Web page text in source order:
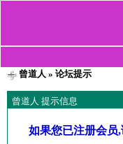
曾道人 » 论坛提示
曾道人 提示信息
如果您已注册会员